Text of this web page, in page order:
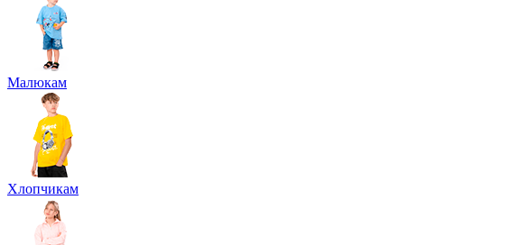
Малюкам
Хлопчикам